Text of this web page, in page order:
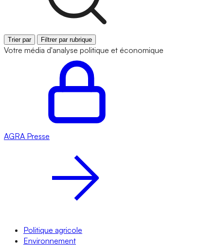
Trier par Filtrer par rubrique
Votre média d'analyse politique et économique
AGRA Presse
Politique agricole
Environnement